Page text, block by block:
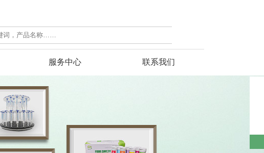
服务中心 联系我们